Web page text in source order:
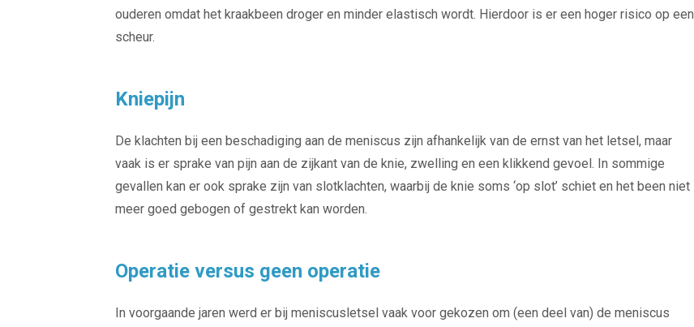
ouderen omdat het kraakbeen droger en minder elastisch wordt. Hierdoor is er een hoger risico op een
scheur.
Kniepijn
De klachten bij een beschadiging aan de meniscus zijn afhankelijk van de ernst van het letsel, maar
vaak is er sprake van pijn aan de zijkant van de knie, zwelling en een klikkend gevoel. In sommige
gevallen kan er ook sprake zijn van slotklachten, waarbij de knie soms ‘op slot’ schiet en het been niet
meer goed gebogen of gestrekt kan worden.
Operatie versus geen operatie
In voorgaande jaren werd er bij meniscusletsel vaak voor gekozen om (een deel van) de meniscus